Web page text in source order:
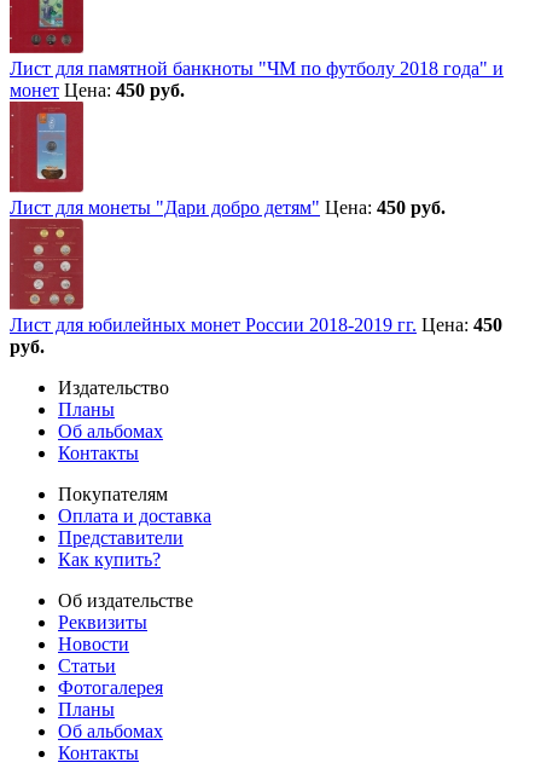
Лист для памятной банкноты "ЧМ по футболу 2018 года" и
монет Цена: 450 руб.
Лист для монеты "Дари добро детям" Цена: 450 руб.
Лист для юбилейных монет России 2018-2019 гг. Цена: 450
руб.
Издательство
Планы
Об альбомах
Контакты
Покупателям
Оплата и доставка
Представители
Как купить?
Об издательстве
Реквизиты
Новости
Статьи
Фотогалерея
Планы
Об альбомах
Контакты